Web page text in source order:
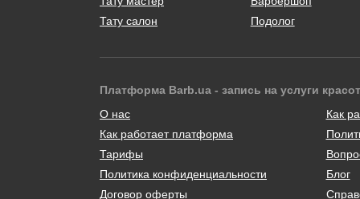
Тату салон
Подолог
Платформа Barb.ua - запись на услуги
О нас
Как работает платформа
Тарифы
Политика конфиденциальности
Договор оферты
Как
Блог